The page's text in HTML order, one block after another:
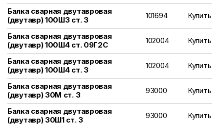
Балка сварная двутавровая
(двутавр) 100Ш3 ст. 3
101694 Купить
Балка сварная двутавровая
(двутавр) 100Ш4 ст. 09Г2С
102004 Купить
Балка сварная двутавровая
(двутавр) 100Ш4 ст. 3
102004 Купить
Балка сварная двутавровая
(двутавр) 30М ст. 3
93000 Купить
Балка сварная двутавровая
(двутавр) 30Ш1 ст. 3
93000 Купить